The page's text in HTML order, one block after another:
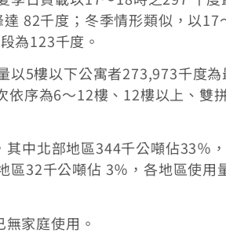
82千度；冬季情形類似，以17
為123千度。
5樓以下公寓者273,973千度為
序為6～12樓、12樓以上、雙
中北部地區344千公噸佔33％
32千公噸佔 3％，各地區使用
家庭使用。